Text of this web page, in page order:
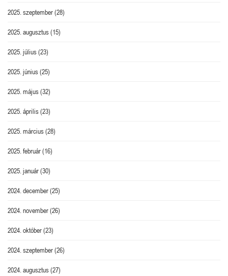
2025. szeptember(28)
2025. augusztus(15)
2025. július(23)
2025. június(25)
2025. május(32)
2025. április(23)
2025. március(28)
2025. február(16)
2025. január(30)
2024. december(25)
2024. november(26)
2024. október(23)
2024. szeptember(26)
2024. augusztus(27)